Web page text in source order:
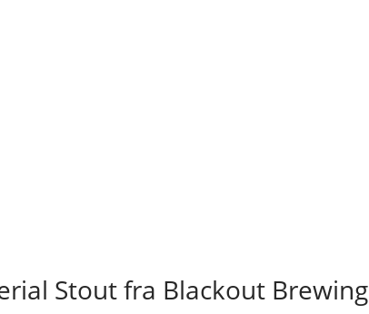
Stout fra Blackout Brewing